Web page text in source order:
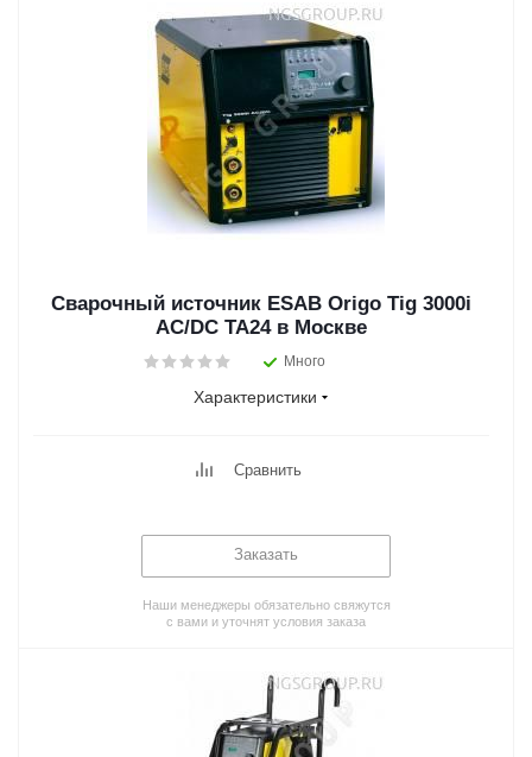
Сварочный источник ESAB Origo Tig 3000i
AC/DC TA24 в Москве
Много
Характеристики
Сравнить
Заказать
Наши менеджеры обязательно свяжутся
с вами и уточнят условия заказа